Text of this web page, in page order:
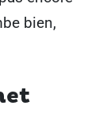
bien,